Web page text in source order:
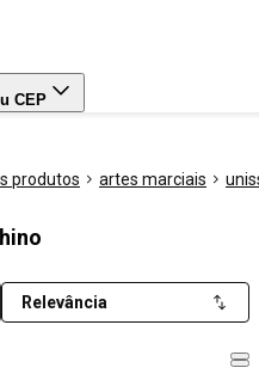
CEP
produtos artes marciais
Relevância